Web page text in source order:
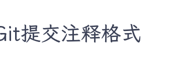
提交注释格式